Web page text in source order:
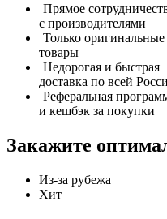
Прямое
с производителями
Только оригинальные
товары
Недорогая и быстрая
доставка по всей
Реферальная
и кешбэк за покупки
Закажите
Из-за рубежа
Хит